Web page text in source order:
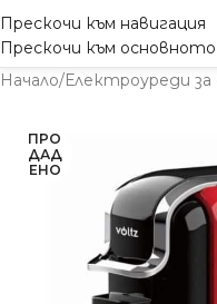
Прескочи към навигация
Прескочи към
Начало/Електроуреди за
ПРО
ДАД
ЕНО